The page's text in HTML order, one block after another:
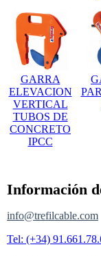
GARRA
ELEVACION
VERTICAL
TUBOS DE
CONCRETO
IPCC
Información
info@trefilcable.com
Tel: (+34)